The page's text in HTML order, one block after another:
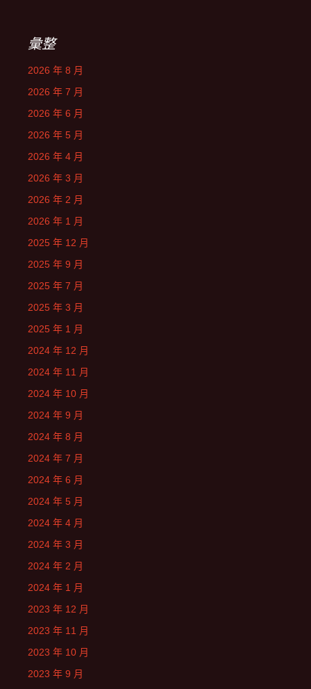
彙整
2026 年 8 月
2026 年 7 月
2026 年 6 月
2026 年 5 月
2026 年 4 月
2026 年 3 月
2026 年 2 月
2026 年 1 月
2025 年 12 月
2025 年 9 月
2025 年 7 月
2025 年 3 月
2025 年 1 月
2024 年 12 月
2024 年 11 月
2024 年 10 月
2024 年 9 月
2024 年 8 月
2024 年 7 月
2024 年 6 月
2024 年 5 月
2024 年 4 月
2024 年 3 月
2024 年 2 月
2024 年 1 月
2023 年 12 月
2023 年 11 月
2023 年 10 月
2023 年 9 月